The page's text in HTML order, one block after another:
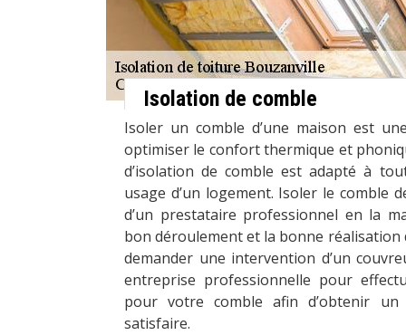
Isolation de comble
Isoler un comble d’une maison est
optimiser le confort thermique et
d’isolation de comble est adapté à
usage d’un logement. Isoler le comble
d’un prestataire professionnel en la
bon déroulement et la bonne réalisation
demander une intervention d’un
entreprise professionnelle pour
pour votre comble afin d’obtenir
satisfaire.